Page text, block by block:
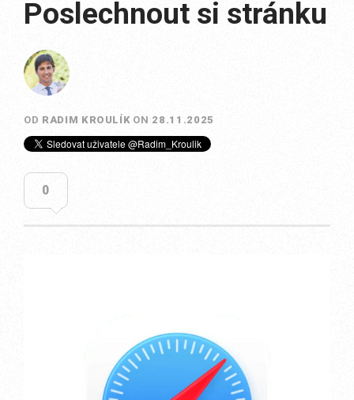
Poslechnout si stránku
OD RADIM KROULÍK ON 28.11.2025
0